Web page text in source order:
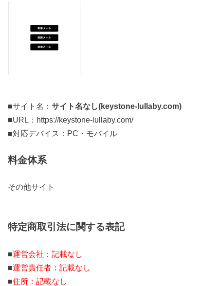
■サイト名：サイト名なし(keystone-lullaby.com)
■URL：https://keystone-lullaby.com/
■対応デバイス：PC・モバイル
料金体系
その他サイト
特定商取引法に関する表記
■運営会社：記載なし
■運営責任者：記載なし
■住所：記載なし